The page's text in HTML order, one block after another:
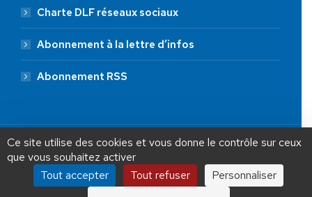
Charte DLF réseaux sociaux
Abonnement à la lettre d’infos
Abonnement RSS
Debout La France © 2026 | Designed by Aryup.com
JE FAIS UN DON À DLF
ADHÉSION 20 € 50 € 100 €
Ce site utilise des cookies et vous donne le contrôle sur ceux
que vous souhaitez activer
Tout accepter
Tout refuser
Personnaliser